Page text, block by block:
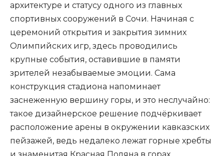
архитектуре и статусу одного из главных
спортивных сооружений в Сочи. Начиная с
церемоний открытия и закрытия зимних
Олимпийских игр, здесь проводились
крупные события, оставившие в памяти
зрителей незабываемые эмоции. Сама
конструкция стадиона напоминает
заснеженную вершину горы, и это неслучайно:
такое дизайнерское решение подчёркивает
расположение арены в окружении кавказских
пейзажей, ведь недалеко лежат горные хребты